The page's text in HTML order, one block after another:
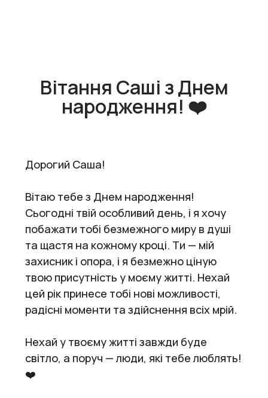
Вітання Саші з Днем
народження! ❤️
Дорогий Саша!
Вітаю тебе з Днем народження!
Сьогодні твій особливий день, і я хочу
побажати тобі безмежного миру в душі
та щастя на кожному кроці. Ти — мій
захисник і опора, і я безмежно ціную
твою присутність у моєму житті. Нехай
цей рік принесе тобі нові можливості,
радісні моменти та здійснення всіх мрій.
Нехай у твоєму житті завжди буде
світло, а поруч — люди, які тебе люблять!
❤️